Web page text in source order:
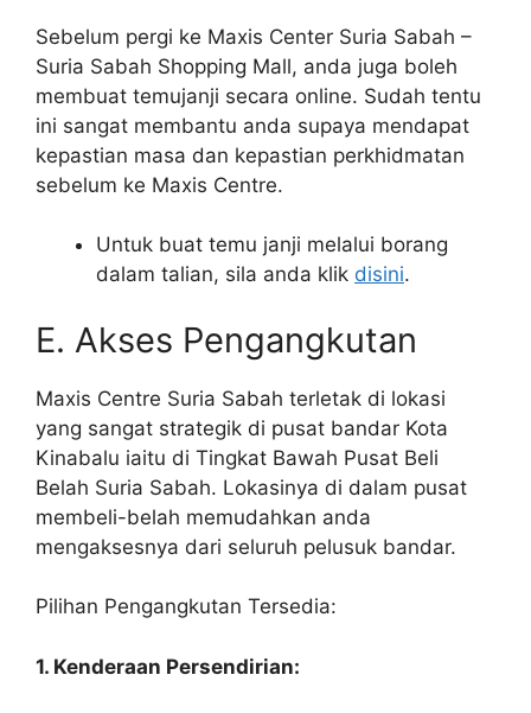
Sebelum pergi ke Maxis Center Suria Sabah –
Suria Sabah Shopping Mall, anda juga boleh
membuat temujanji secara online. Sudah tentu
ini sangat membantu anda supaya mendapat
kepastian masa dan kepastian perkhidmatan
sebelum ke Maxis Centre.
Untuk buat temu janji melalui borang
dalam talian, sila anda klik disini.
E. Akses Pengangkutan
Maxis Centre Suria Sabah terletak di lokasi
yang sangat strategik di pusat bandar Kota
Kinabalu iaitu di Tingkat Bawah Pusat Beli
Belah Suria Sabah. Lokasinya di dalam pusat
membeli-belah memudahkan anda
mengaksesnya dari seluruh pelusuk bandar.
Pilihan Pengangkutan Tersedia:
1. Kenderaan Persendirian: